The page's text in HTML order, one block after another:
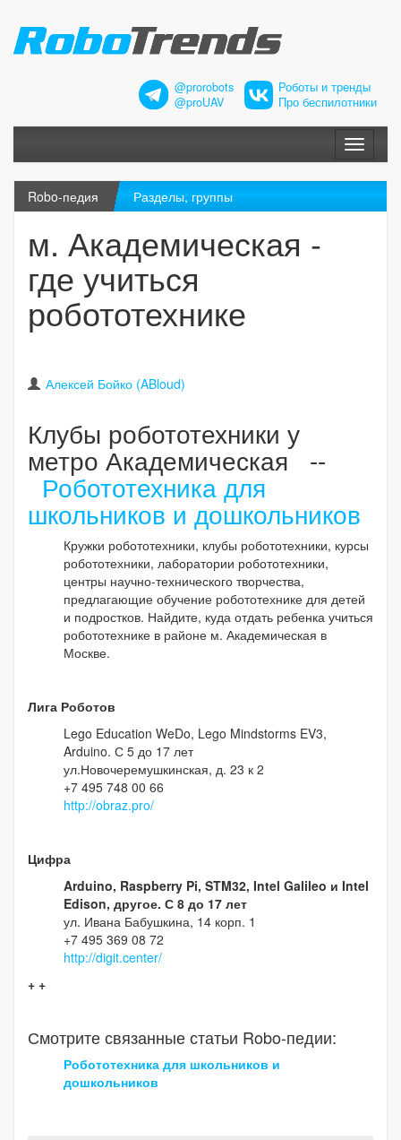
@prorobots
@proUAV
Роботы и тренды
Про беспилотники
Меню
Robo-педия Разделы, группы
м. Академическая -
где учиться
робототехнике
Алексей Бойко (ABloud)
Клубы робототехники у
метро Академическая --
Робототехника для
школьников и дошкольников
Кружки робототехники, клубы робототехники, курсы
робототехники, лаборатории робототехники,
центры научно-технического творчества,
предлагающие обучение робототехнике для детей
и подростков. Найдите, куда отдать ребенка учиться
робототехнике в районе м. Академическая в
Москве.
Лига Роботов
Lego Education WeDo, Lego Mindstorms EV3,
Arduino. С 5 до 17 лет
ул.Новочеремушкинская, д. 23 к 2
+7 495 748 00 66
http://obraz.pro/
Цифра
Arduino, Raspberry Pi, STM32, Intel Galileo и Intel
Edison, другое. С 8 до 17 лет
ул. Ивана Бабушкина, 14 корп. 1
+7 495 369 08 72
http://digit.center/
+ +
Смотрите связанные статьи Robo-педии:
Робототехника для школьников и
дошкольников